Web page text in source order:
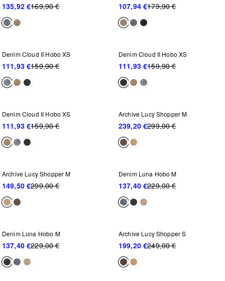
135,92 €169,90 € 107,94 €179,90 €
NEU IM SALE
Denim Cloud II Hobo XS
111,93 €159,90 €
NEU IM SALE
Denim Cloud II Hobo XS
111,93 €159,90 €
NEU IM SALE
Denim Cloud II Hobo XS
111,93 €159,90 €
NEU IM SALE
Archive Lucy Shopper M
239,20 €299,00 €
WEITER REDUZIERT
Archive Lucy Shopper M
149,50 €299,00 €
NEU IM SALE
Denim Luna Hobo M
137,40 €229,00 €
NEU IM SALE
Denim Luna Hobo M
137,40 €229,00 €
NEU IM SALE
Archive Lucy Shopper S
199,20 €249,00 €
NEU IM SALE
WEITER REDUZIERT